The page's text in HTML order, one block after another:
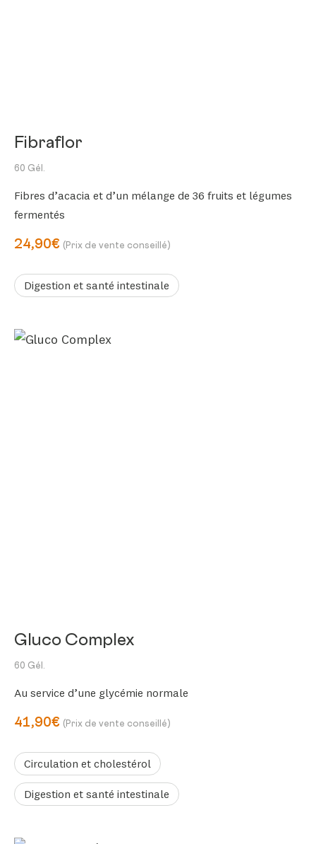
Fibraflor
60 Gél.
Fibres d’acacia et d’un mélange de 36 fruits et légumes
fermentés
24,90€ (Prix de vente conseillé)
Digestion et santé intestinale
Gluco Complex
60 Gél.
Au service d’une glycémie normale
41,90€ (Prix de vente conseillé)
Circulation et cholestérol
Digestion et santé intestinale